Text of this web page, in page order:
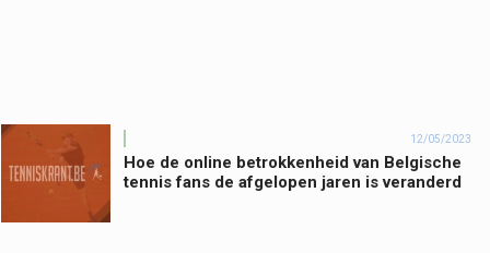
12/05/2023
Hoe de online betrokkenheid van Belgische
tennis fans de afgelopen jaren is veranderd